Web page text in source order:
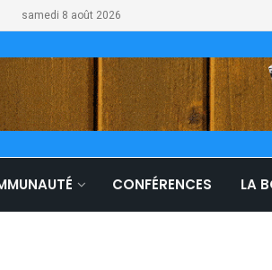
samedi 8 août 2026
CONFÉRENCES LA